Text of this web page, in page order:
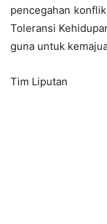
pencegahan
Toleransi
guna untuk
Tim Liputan